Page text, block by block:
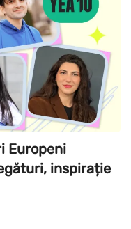
Europeni
inspirație